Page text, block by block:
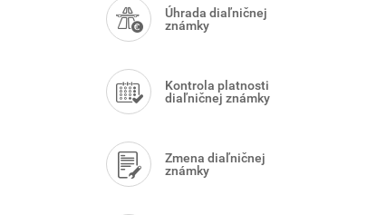
Menu
Úhrada diaľničnej
známky
Kontrola platnosti
diaľničnej známky
Zmena diaľničnej
známky